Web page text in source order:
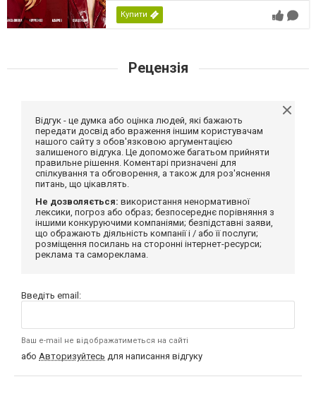
Купити
Рецензія
Відгук - це думка або оцінка людей, які бажають
передати досвід або враження іншим користувачам
нашого сайту з обов'язковою аргументацією
залишеного відгука. Це допоможе багатьом прийняти
правильне рішення. Коментарі призначені для
спілкування та обговорення, а також для роз'яснення
питань, що цікавлять.
Не дозволяється: використання ненормативної
лексики, погроз або образ; безпосереднє порівняння з
іншими конкуруючими компаніями; безпідставні заяви,
що ображають діяльність компанії і / або її послуги;
розміщення посилань на сторонні інтернет-ресурси;
реклама та самореклама.
Введіть email:
Ваш e-mail не відображатиметься на сайті
або Авторизуйтесь для написання відгуку